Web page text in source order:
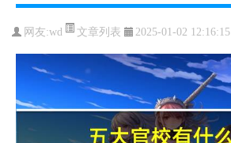
网友:wd 文章列表 2025-01-02 12:16:15